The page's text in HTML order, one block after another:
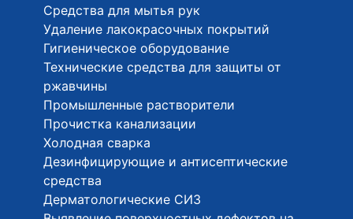
Средства для мытья рук
Удаление лакокрасочных покрытий
Гигиеническое оборудование
Технические средства для защиты от
ржавчины
Промышленные растворители
Прочистка канализации
Холодная сварка
Дезинфицирующие и антисептические
средства
Дерматологические СИЗ